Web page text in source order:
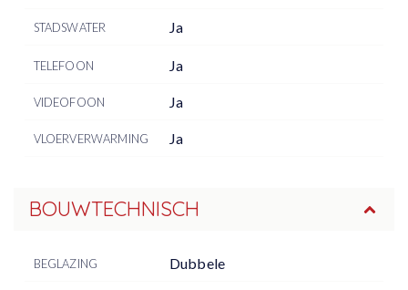
STADSWATER Ja
TELEFOON Ja
VIDEOFOON Ja
VLOERVERWARMING Ja
BOUWTECHNISCH
BEGLAZING Dubbele